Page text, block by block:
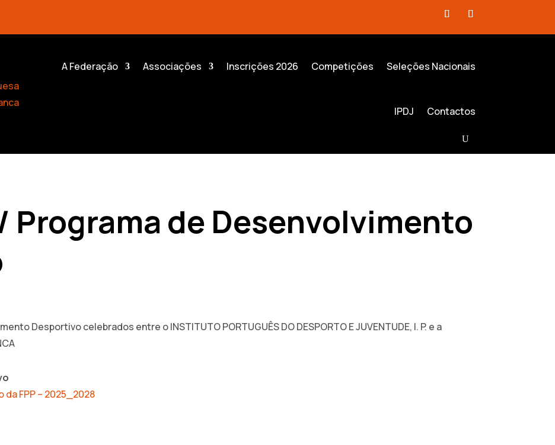
A Federação Associações Inscrições 2026 Competições Seleções Nacionais
IPDJ Contactos
de Desenvolvimento
Desportivo celebrados entre o INSTITUTO PORTUGUÊS DO DESPORTO E JUVENTUDE, I. P. e a
FPP – 2025_2028